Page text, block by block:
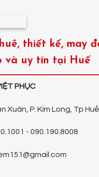
thiết kế, may
và uy tín tại Huế
PHỤC
Xuân, P. Kim Long, Tp Huế
- 090.190.8008